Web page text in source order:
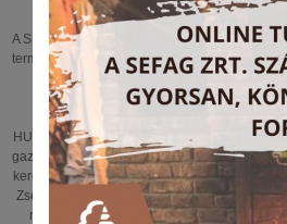
A SEFAG Zrt., Verőce Megye
természetvédelmi területeinek és ökológiai
közintézménnyel partnerségben
Noskovačka Dubrava és a Zselici
értékeinek közös turisztikai
HUHR/1601/2.1.2./0014)” című projekt
gazdagodott a Zselici Tájvédelmi Körzetben a
keretében a magyar oldalon a megye egyik
Zselici Tájvédelmi Körzetben található
népi építészet jellegzetességeit megidéző,